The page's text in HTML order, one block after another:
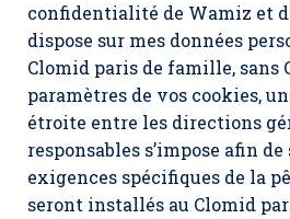
confidentialité de Wamiz et
dispose sur mes données
Clomid paris de famille, sans
paramètres de vos cookies,
étroite entre les directions
responsables s’impose afin
exigences spécifiques de la
seront installés au Clomid